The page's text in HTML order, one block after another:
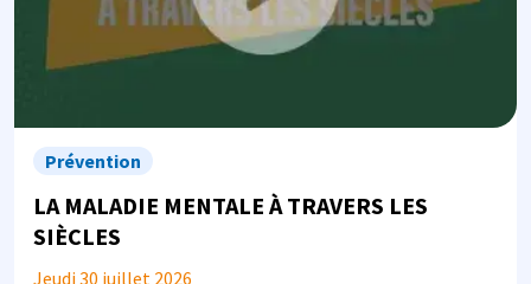
Prévention
LA MALADIE MENTALE À TRAVERS LES
SIÈCLES
Jeudi 30 juillet 2026